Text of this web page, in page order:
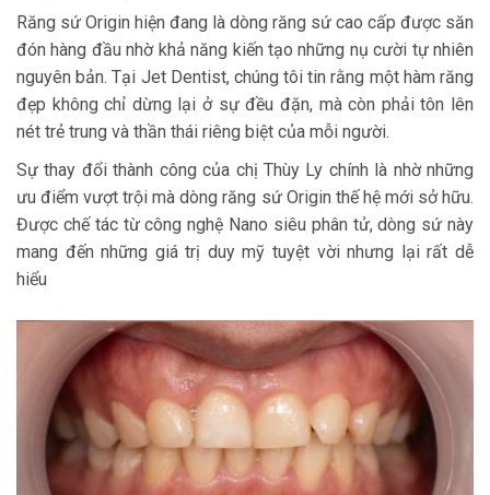
Răng sứ Origin hiện đang là dòng răng sứ cao cấp được săn
đón hàng đầu nhờ khả năng kiến tạo những nụ cười tự nhiên
nguyên bản. Tại Jet Dentist, chúng tôi tin rằng một hàm răng
đẹp không chỉ dừng lại ở sự đều đặn, mà còn phải tôn lên
nét trẻ trung và thần thái riêng biệt của mỗi người.
Sự thay đổi thành công của chị Thùy Ly chính là nhờ những
ưu điểm vượt trội mà dòng răng sứ Origin thế hệ mới sở hữu.
Được chế tác từ công nghệ Nano siêu phân tử, dòng sứ này
mang đến những giá trị duy mỹ tuyệt vời nhưng lại rất dễ
hiểu